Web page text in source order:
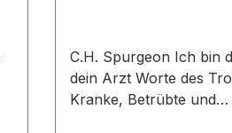
C.H. Spurgeon Ich bin
dein Arzt Worte des
Kranke, Betrübte und